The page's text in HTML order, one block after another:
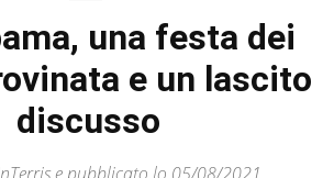
una festa dei
e un lascito
discusso